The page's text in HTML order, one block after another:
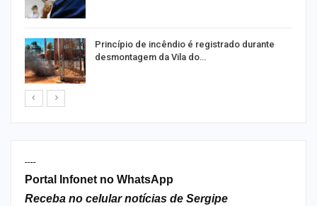
Princípio de incêndio é registrado durante
desmontagem da Vila do…
----
Portal Infonet no WhatsApp
Receba no celular notícias de Sergipe